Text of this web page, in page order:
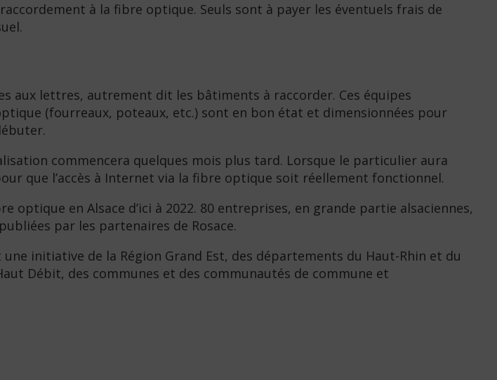
à la fibre optique. Seuls sont à payer les éventuels frais de
aux lettres, autrement dit les bâtiments à raccorder. Ces équipes
(fourreaux, poteaux, etc.) sont en bon état et dimensionnées pour
commencera quelques mois plus tard. Lorsque le particulier aura
que l’accès à Internet via la fibre optique soit réellement fonctionnel.
en Alsace d’ici à 2022. 80 entreprises, en grande partie alsaciennes,
par les partenaires de Rosace.
initiative de la Région Grand Est, des départements du Haut-Rhin et du
Débit, des communes et des communautés de commune et